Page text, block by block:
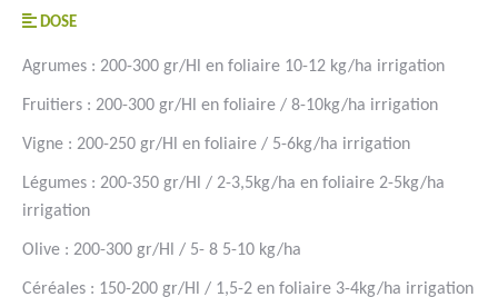
DOSE
Agrumes : 200-300 gr/Hl en foliaire 10-12 kg/ha irrigation
Fruitiers : 200-300 gr/Hl en foliaire / 8-10kg/ha irrigation
Vigne : 200-250 gr/Hl en foliaire / 5-6kg/ha irrigation
Légumes : 200-350 gr/Hl / 2-3,5kg/ha en foliaire 2-5kg/ha
irrigation
Olive : 200-300 gr/Hl / 5- 8 5-10 kg/ha
Céréales : 150-200 gr/Hl / 1,5-2 en foliaire 3-4kg/ha irrigation